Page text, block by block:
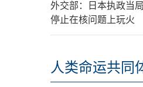
外交部：日本执政当
停止在核问题上玩火
人类命运共同